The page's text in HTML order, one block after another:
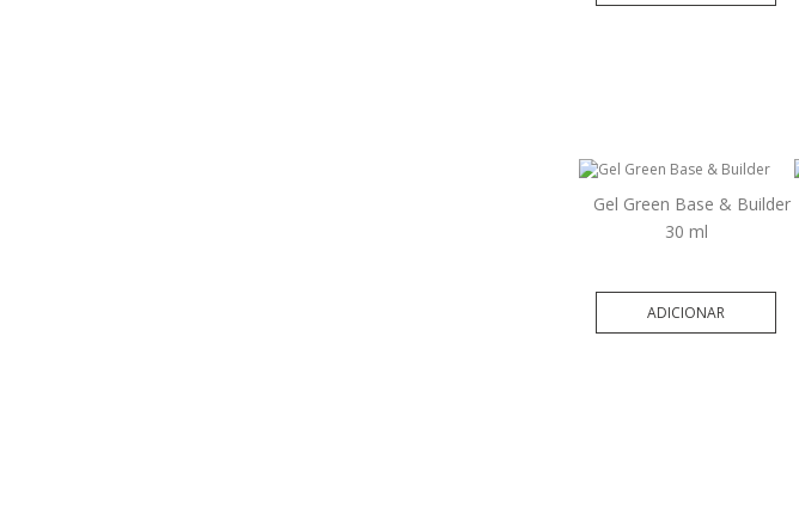
Gel Green Base & Builder
30 ml
ADICIONAR